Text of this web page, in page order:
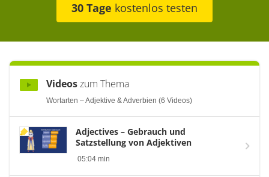
30 Tage kostenlos testen
Videoszum Thema
Wortarten – Adjektive & Adverbien (6 Videos)
Adjectives – Gebrauch und
Satzstellung von Adjektiven
05:04 min